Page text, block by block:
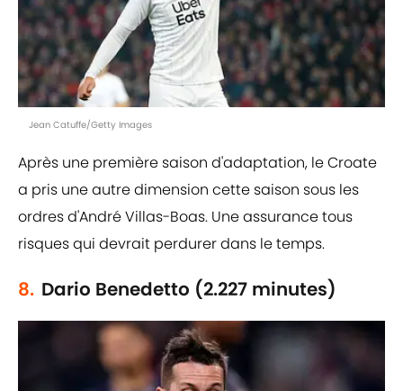
Jean Catuffe/Getty Images
Après une première saison d'adaptation, le Croate
a pris une autre dimension cette saison sous les
ordres d'André Villas-Boas. Une assurance tous
risques qui devrait perdurer dans le temps.
8. Dario Benedetto (2.227 minutes)